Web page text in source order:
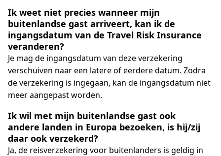
Ik weet niet precies wanneer mijn
buitenlandse gast arriveert, kan ik de
ingangsdatum van de Travel Risk Insurance
veranderen?
Je mag de ingangsdatum van deze verzekering
verschuiven naar een latere of eerdere datum. Zodra
de verzekering is ingegaan, kan de ingangsdatum niet
meer aangepast worden.
Ik wil met mijn buitenlandse gast ook
andere landen in Europa bezoeken, is hij/zij
daar ook verzekerd?
Ja, de reisverzekering voor buitenlanders is geldig in